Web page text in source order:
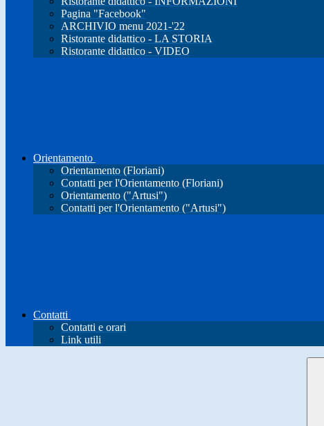
Pagina "Facebook"
ARCHIVIO menu 2021-'22
Ristorante didattico - LA STORIA
Ristorante didattico - VIDEO
Orientamento
Orientamento (Floriani)
Contatti per l'Orientamento (Floriani)
Orientamento ("Artusi")
Contatti per l'Orientamento ("Artusi")
Contatti
Contatti e orari
Link utili